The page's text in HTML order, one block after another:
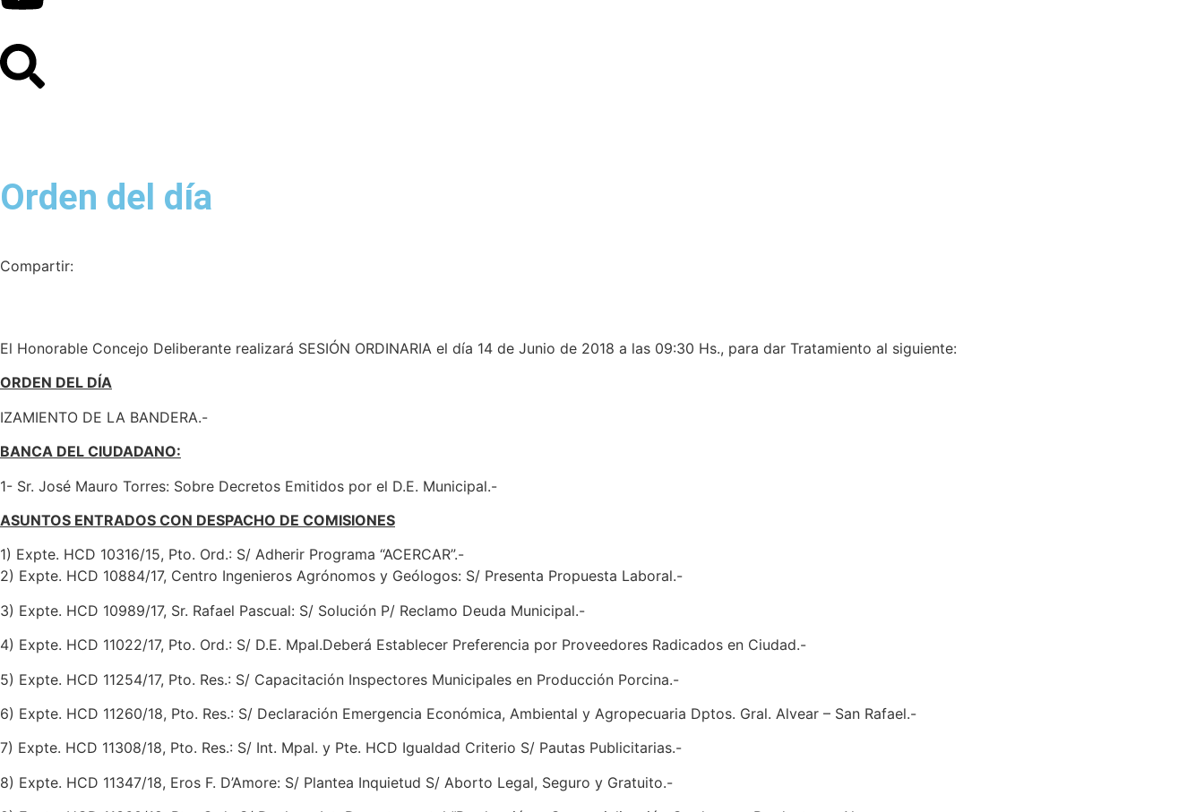
Orden del día
Compartir:
El Honorable Concejo Deliberante realizará SESIÓN ORDINARIA el día 14 de Junio de 2018 a las 09:30 Hs., para dar Tratamiento al siguiente:
ORDEN DEL DÍA
IZAMIENTO DE LA BANDERA.-
BANCA DEL CIUDADANO:
1- Sr. José Mauro Torres: Sobre Decretos Emitidos por el D.E. Municipal.-
ASUNTOS ENTRADOS CON DESPACHO DE COMISIONES
1) Expte. HCD 10316/15, Pto. Ord.: S/ Adherir Programa “ACERCAR”.-
2) Expte. HCD 10884/17, Centro Ingenieros Agrónomos y Geólogos: S/ Presenta Propuesta Laboral.-
3) Expte. HCD 10989/17, Sr. Rafael Pascual: S/ Solución P/ Reclamo Deuda Municipal.-
4) Expte. HCD 11022/17, Pto. Ord.: S/ D.E. Mpal.Deberá Establecer Preferencia por Proveedores Radicados en Ciudad.-
5) Expte. HCD 11254/17, Pto. Res.: S/ Capacitación Inspectores Municipales en Producción Porcina.-
6) Expte. HCD 11260/18, Pto. Res.: S/ Declaración Emergencia Económica, Ambiental y Agropecuaria Dptos. Gral. Alvear – San Rafael.-
7) Expte. HCD 11308/18, Pto. Res.: S/ Int. Mpal. y Pte. HCD Igualdad Criterio S/ Pautas Publicitarias.-
8) Expte. HCD 11347/18, Eros F. D’Amore: S/ Plantea Inquietud S/ Aborto Legal, Seguro y Gratuito.-